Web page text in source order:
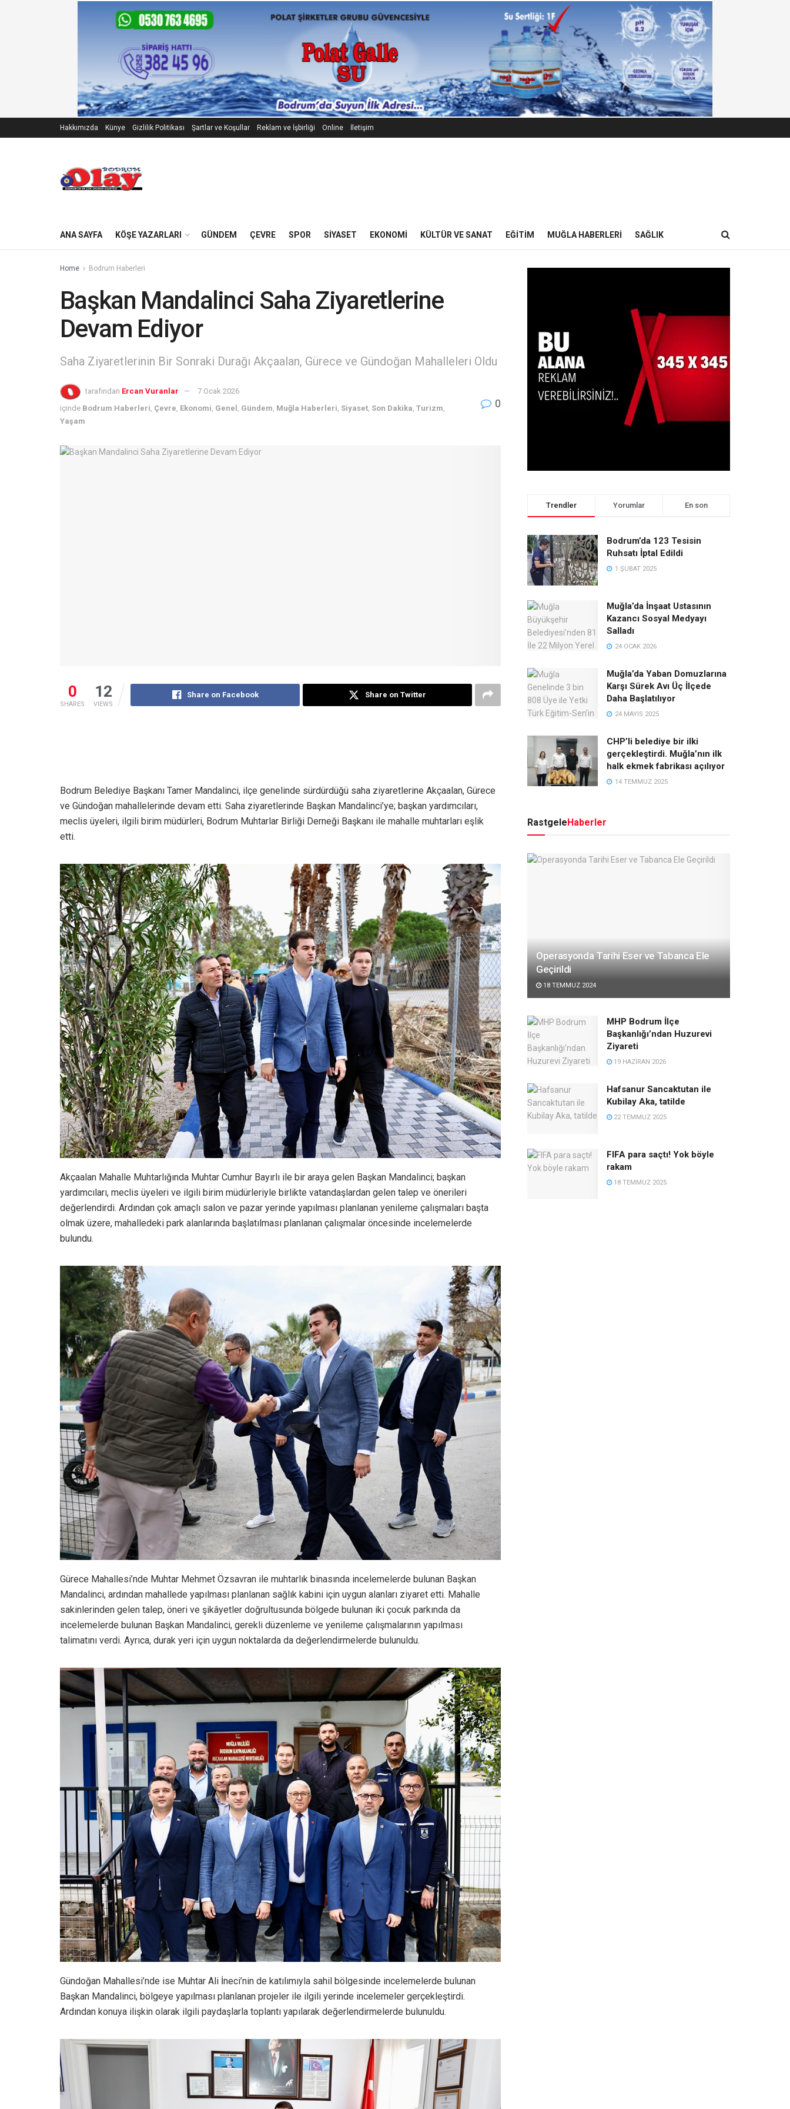
Hakkımızda Künye Gizlilik Politikası Şartlar ve Koşullar Reklam ve İşbirliği Online İletişim
ANA SAYFA KÖŞE YAZARLARI GÜNDEM ÇEVRE SPOR SIYASET EKONOMI KÜLTÜR VE SANAT EĞITIM MUĞLA HABERLERI SAĞLIK
Home Bodrum Haberleri
Başkan Mandalinci Saha Ziyaretlerine
Devam Ediyor
Saha Ziyaretlerinin Bir Sonraki Durağı Akçaalan, Gürece ve Gündoğan Mahalleleri Oldu
tarafından Ercan Vuranlar
7 Ocak 2026
içinde Bodrum Haberleri Çevre Ekonomi Genel Gündem Muğla Haberleri Siyaset Son Dakika Turizm
Yaşam
0
0
SHARES
12
VIEWS
Share on Facebook Share on Twitter
Bodrum Belediye Başkanı Tamer Mandalinci, ilçe genelinde sürdürdüğü saha ziyaretlerine Akçaalan, Gürece
ve Gündoğan mahallelerinde devam etti. Saha ziyaretlerinde Başkan Mandalinci’ye; başkan yardımcıları,
meclis üyeleri, ilgili birim müdürleri, Bodrum Muhtarlar Birliği Derneği Başkanı ile mahalle muhtarları eşlik
etti.
Akçaalan Mahalle Muhtarlığında Muhtar Cumhur Bayırlı ile bir araya gelen Başkan Mandalinci; başkan
yardımcıları, meclis üyeleri ve ilgili birim müdürleriyle birlikte vatandaşlardan gelen talep ve önerileri
değerlendirdi. Ardından çok amaçlı salon ve pazar yerinde yapılması planlanan yenileme çalışmaları başta
olmak üzere, mahalledeki park alanlarında başlatılması planlanan çalışmalar öncesinde incelemelerde
bulundu.
Gürece Mahallesi’nde Muhtar Mehmet Özsavran ile muhtarlık binasında incelemelerde bulunan Başkan
Mandalinci, ardından mahallede yapılması planlanan sağlık kabini için uygun alanları ziyaret etti. Mahalle
sakinlerinden gelen talep, öneri ve şikâyetler doğrultusunda bölgede bulunan iki çocuk parkında da
incelemelerde bulunan Başkan Mandalinci, gerekli düzenleme ve yenileme çalışmalarının yapılması
talimatını verdi. Ayrıca, durak yeri için uygun noktalarda da değerlendirmelerde bulunuldu.
Gündoğan Mahallesi’nde ise Muhtar Ali İneci’nin de katılımıyla sahil bölgesinde incelemelerde bulunan
Başkan Mandalinci, bölgeye yapılması planlanan projeler ile ilgili yerinde incelemeler gerçekleştirdi.
Ardından konuya ilişkin olarak ilgili paydaşlarla toplantı yapılarak değerlendirmelerde bulunuldu.
Trendler Yorumlar En son
Bodrum’da 123 Tesisin
Ruhsatı İptal Edildi
1 ŞUBAT 2025
Muğla’da İnşaat Ustasının
Kazancı Sosyal Medyayı
Salladı
24 OCAK 2026
Muğla’da Yaban Domuzlarına
Karşı Sürek Avı Üç İlçede
Daha Başlatılıyor
24 MAYIS 2025
CHP’li belediye bir ilki
gerçekleştirdi. Muğla’nın ilk
halk ekmek fabrikası açılıyor
14 TEMMUZ 2025
RastgeleHaberler
Operasyonda Tarihi Eser ve Tabanca Ele
Geçirildi
18 TEMMUZ 2024
MHP Bodrum İlçe
Başkanlığı’ndan Huzurevi
Ziyareti
19 HAZIRAN 2026
Hafsanur Sancaktutan ile
Kubilay Aka, tatilde
22 TEMMUZ 2025
FIFA para saçtı! Yok böyle
rakam
18 TEMMUZ 2025